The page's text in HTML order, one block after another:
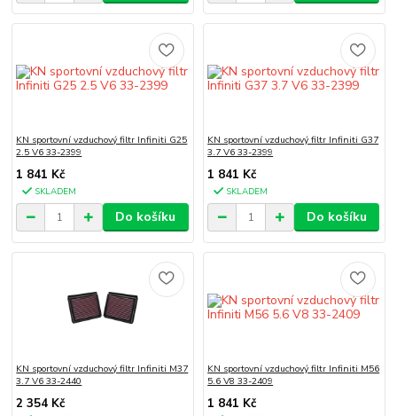
KN sportovní vzduchový filtr Infiniti G25
2.5 V6 33-2399
1 841 Kč
SKLADEM
Do košíku
KN sportovní vzduchový filtr Infiniti G37
3.7 V6 33-2399
1 841 Kč
SKLADEM
Do košíku
KN sportovní vzduchový filtr Infiniti M37
3.7 V6 33-2440
2 354 Kč
KN sportovní vzduchový filtr Infiniti M56
5.6 V8 33-2409
1 841 Kč